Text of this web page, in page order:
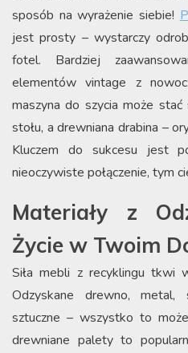
sposób na wyrażenie siebie!
jest prosty – wystarczy
fotel. Bardziej
elementów vintage z
maszyna do szycia może
stołu, a drewniana drabina –
Kluczem do sukcesu jest
nieoczywiste połączenie, tym
Materiały z
Życie w Twoim
Siła mebli z recyklingu tkwi
Odzyskane drewno,
sztuczne – wszystko to
drewniane palety to